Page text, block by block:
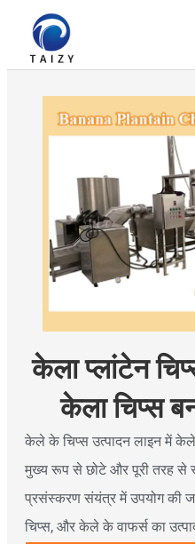
केला प्लांटेन
केला चिप्स
केले के चिप्स उत्पादन लाइन में
मुख्य रूप से छोटे और पूरी तरह से
प्रसंस्करण संयंत्र में उपयोग की
चिप्स, और केले के वाफर्स का